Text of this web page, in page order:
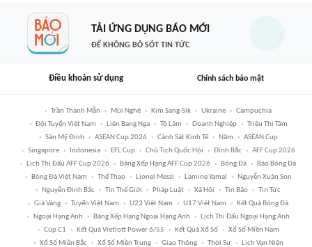
TẢI ỨNG DỤNG BÁO MỚI
ĐỂ KHÔNG BỎ SÓT TIN TỨC
Điều khoản sử dụng Chính sách bảo mật
Trần Thanh Mẫn Mũi Nghê Kim Sang-Sik Ukraine
Campuchia
Đội Tuyển Việt Nam
Liên Bang Nga Tô Lâm Doanh Nghiệp
Triệu Thị Tâm
Sân Mỹ Đình
ASEAN Cup 2026 Cảnh Sát Kinh Tế Năm
ASEAN Cup
Singapore
Indonesia EFL Cup Chủ Tịch Quốc Hội Đình Bắc
AFF Cup 2026
Lịch Thi Đấu AFF Cup 2026
Bảng Xếp Hạng AFF Cup 2026 Bóng Đá
Báo Bóng Đá
Bóng Đá Việt Nam
Thể Thao Lionel Messi Lamine Yamal
Nguyễn Xuân Son
Nguyễn Đình Bắc
Tin Thế Giới Pháp Luật Xã Hội Tin Bão
Tin Tức
Giá Vàng
Tuyển Việt Nam U23 Việt Nam U17 Việt Nam
Kết Quả Bóng Đá
Ngoại Hạng Anh
Bảng Xếp Hạng Ngoại Hạng Anh
Lịch Thi Đấu Ngoại Hạng Anh
Cúp C1
Kết Quả Vietlott Power 6/55 Kết Quả Xổ Số
Xổ Số Miền Nam
Xổ Số Miền Bắc
Xổ Số Miền Trung Giao Thông Thời Sự Lịch Vạn Niên